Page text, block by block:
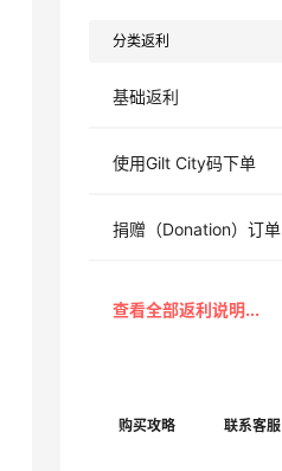
分类返利
基础返利
使用Gilt City码下单
捐赠（Donation）订单